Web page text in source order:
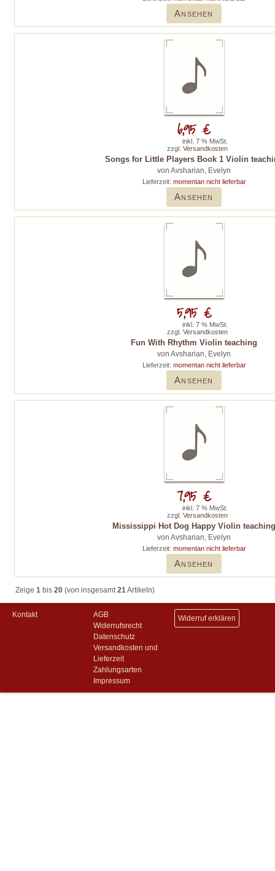
Ansehen
Songs for Little Players Book 1 Violin
von Avsharian, Evelyn
Lieferzeit: momentan nicht lieferbar
Ansehen
6,95 €
inkl. 7 % MwSt.
zzgl. Versandkosten
Fun With Rhythm Violin teaching
von Avsharian, Evelyn
Lieferzeit: momentan nicht lieferbar
Ansehen
5,95 €
inkl. 7 % MwSt.
zzgl. Versandkosten
Mississippi Hot Dog Happy Violin teaching
von Avsharian, Evelyn
Lieferzeit: momentan nicht lieferbar
Ansehen
7,95 €
inkl. 7 % MwSt.
zzgl. Versandkosten
Zeige 1 bis 20 (von insgesamt21Artikeln)
Kontakt
AGB
Widerrufsrecht
Datenschutz
Versandkosten und
Lieferzeit
Zahlungsarten
Impressum
Widerruf erklären